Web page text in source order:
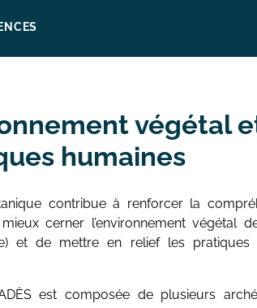
QGIS
et Valorisation
végétal
humaines
contribue à renforcer la
cerner l’environnement végétal
et de mettre en relief les pratiques
est composée de plusieurs